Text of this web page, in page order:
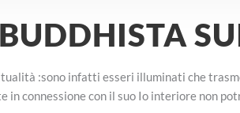
:sono infatti esseri illuminati che
in connessione con il suo Io interiore non